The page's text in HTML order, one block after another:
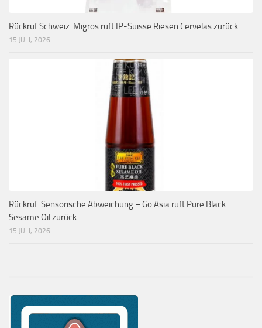
Rückruf Schweiz: Migros ruft IP-Suisse Riesen Cervelas zurück
15 JULI, 2026
Rückruf: Sensorische Abweichung – Go Asia ruft Pure Black
Sesame Oil zurück
15 JULI, 2026